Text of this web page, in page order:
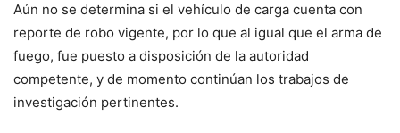
Aún no se determina si el vehículo de carga cuenta con
reporte de robo vigente, por lo que al igual que el arma de
fuego, fue puesto a disposición de la autoridad
competente, y de momento continúan los trabajos de
investigación pertinentes.